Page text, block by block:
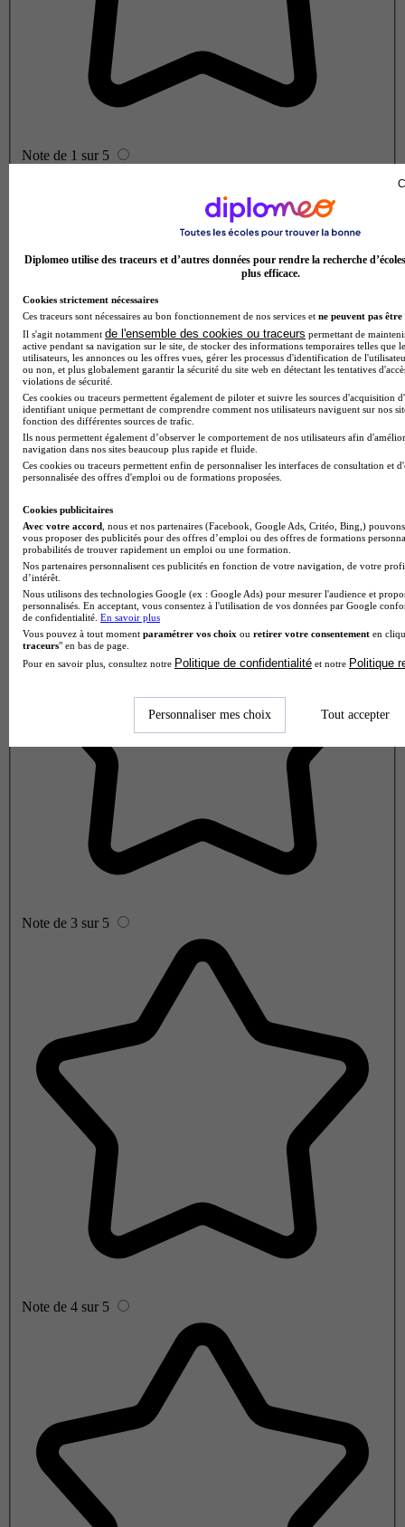
Note de 1 sur 5
Note de 2 sur 5
Note de 3 sur 5
Note de 4 sur 5
Diplomeo utilise des traceurs et d’autres données pour rendre la recherche
plus efficace.
Cookies strictement nécessaires
Ces traceurs sont nécessaires au bon fonctionnement de nos services et ne peuvent pas être
Il s'agit notamment de l'ensemble des cookies ou traceurs permettant de
active pendant sa navigation sur le site, de stocker des informations temporaires telles que
utilisateurs, les annonces ou les offres vues, gérer les processus d'identification de
ou non, et plus globalement garantir la sécurité du site web en détectant les tentatives
violations de sécurité.
Ces cookies ou traceurs permettent également de piloter et suivre les sources d'acquisition
identifiant unique permettant de comprendre comment nos utilisateurs naviguent sur nos
fonction des différentes sources de trafic.
Ils nous permettent également d’observer le comportement de nos utilisateurs afin
navigation dans nos sites beaucoup plus rapide et fluide.
Ces cookies ou traceurs permettent enfin de personnaliser les interfaces de consultation et
personnalisée des offres d'emploi ou de formations proposées.
Cookies publicitaires
Avec votre accord , nous et nos partenaires (Facebook, Google Ads, Critéo, Bing,)
vous proposer des publicités pour des offres d’emploi ou des offres de formations
probabilités de trouver rapidement un emploi ou une formation.
Nos partenaires personnalisent ces publicités en fonction de votre navigation, de votre
d’intérêt.
Nous utilisons des technologies Google (ex : Google Ads) pour mesurer l'audience et
personnalisés. En acceptant, vous consentez à l'utilisation de vos données par Google
de confidentialité. En savoir plus
Vous pouvez à tout moment paramétrer vos choix ou retirer votre consentement en
traceurs" en bas de page.
Pour en savoir plus, consultez notre Politique de confidentialité et notre Politique
Personnaliser mes choix Tout accepter